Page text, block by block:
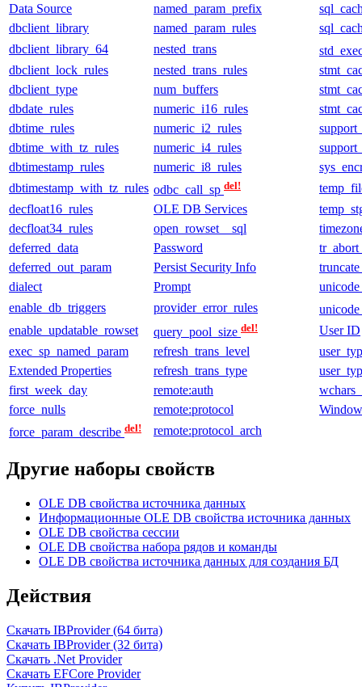
Data Source
named_param_prefix
dbclient_library
named_param_rules
dbclient_library_64
nested_trans
dbclient_lock_rules
nested_trans_rules
dbclient_type
num_buffers
dbdate_rules
numeric_i16_rules
dbtime_rules
numeric_i2_rules
dbtime_with_tz_rules
numeric_i4_rules
dbtimestamp_rules
numeric_i8_rules
dbtimestamp_with_tz_rules odbc_call_sp del!
decfloat16_rules
OLE DB Services
decfloat34_rules
open_rowset__sql
deferred_data
Password
deferred_out_param
Persist Security Info
dialect
Prompt
enable_db_triggers
provider_error_rules
enable_updatable_rowset
query_pool_size del!
User ID
exec_sp_named_param
refresh_trans_level
Extended Properties
refresh_trans_type
first_week_day
remote:auth
force_nulls
remote:protocol
force_param_describe del! remote:protocol_arch
Другие наборы свойств
OLE DB свойства источника данных
Информационные OLE DB свойства источника данных
OLE DB свойства сессии
OLE DB свойства набора рядов и команды
OLE DB свойства источника данных для создания БД
Действия
Скачать IBProvider (64 бита)
Скачать IBProvider (32 бита)
Скачать .Net Provider
Скачать EFCore Provider